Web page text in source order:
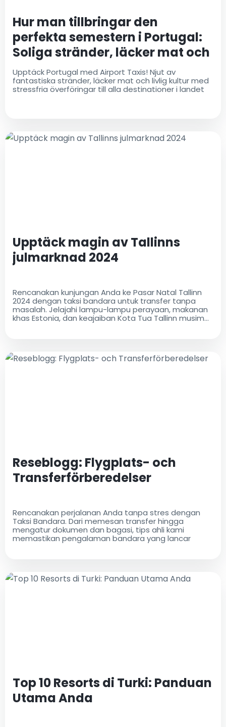
Hur man tillbringar den
perfekta semestern i Portugal:
Soliga stränder, läcker mat och
kulturella skatter
Upptäck Portugal med Airport Taxis! Njut av
fantastiska stränder, läcker mat och livlig kultur med
stressfria överföringar till alla destinationer i landet
Upptäck magin av Tallinns
julmarknad 2024
Rencanakan kunjungan Anda ke Pasar Natal Tallinn
2024 dengan taksi bandara untuk transfer tanpa
masalah. Jelajahi lampu-lampu perayaan, makanan
khas Estonia, dan keajaiban Kota Tua Tallinn musim
Reseblogg: Flygplats- och
Transferförberedelser
Rencanakan perjalanan Anda tanpa stres dengan
Taksi Bandara. Dari memesan transfer hingga
mengatur dokumen dan bagasi, tips ahli kami
memastikan pengalaman bandara yang lancar
Top 10 Resorts di Turki: Panduan
Utama Anda